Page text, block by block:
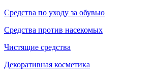
Средства по уходу за обувью
Средства против насекомых
Чистящие средства
Декоративная косметика